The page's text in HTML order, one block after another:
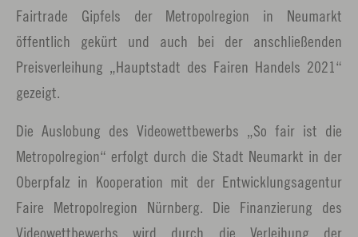
Fairtrade Gipfels der Metropolregion in Neumarkt
öffentlich gekürt und auch bei der anschließenden
Preisverleihung „Hauptstadt des Fairen Handels 2021“
gezeigt.
Die Auslobung des Videowettbewerbs „So fair ist die
Metropolregion“ erfolgt durch die Stadt Neumarkt in der
Oberpfalz in Kooperation mit der Entwicklungsagentur
Faire Metropolregion Nürnberg. Die Finanzierung des
Videowettbewerbs wird durch die Verleihung der